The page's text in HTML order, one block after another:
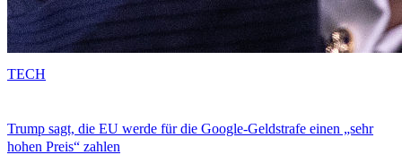
Trump sagt, die EU werde für die Google-Geldstrafe einen „sehr
hohen Preis“ zahlen
TECH